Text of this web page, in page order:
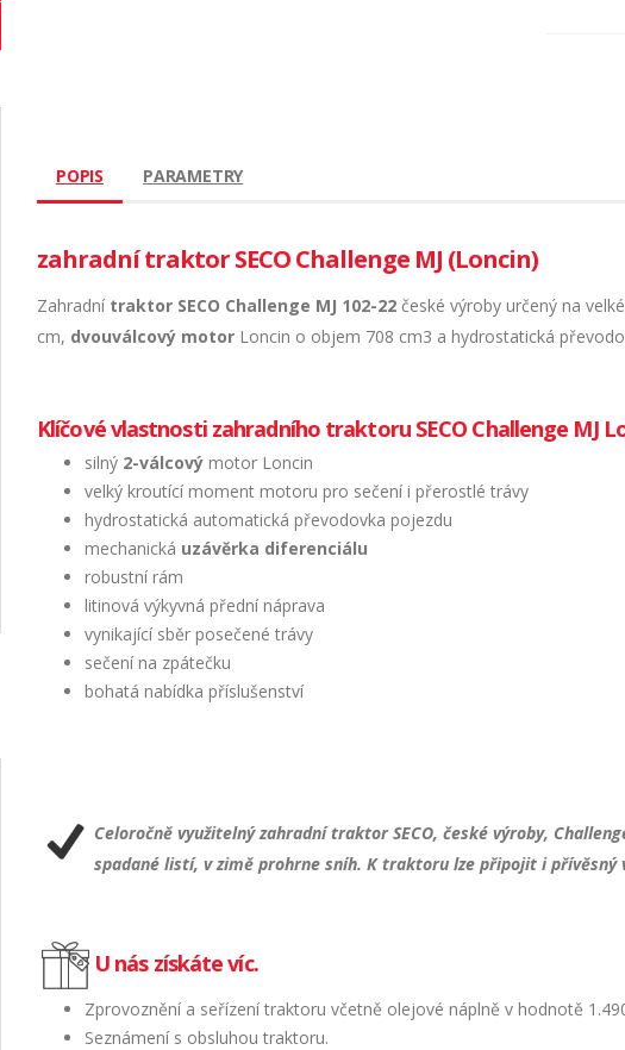
POPIS PARAMETRY
zahradní traktor SECO Challenge MJ (Loncin)
Zahradní traktor SECO Challenge MJ 102-22 české výroby určený na
cm, dvouválcový motor Loncin o objem 708 cm3 a hydrostatická
Klíčové vlastnosti zahradního traktoru SECO Challenge MJ
silný 2-válcový motor Loncin
velký kroutící moment motoru pro sečení i přerostlé trávy
hydrostatická automatická převodovka pojezdu
mechanická uzávěrka diferenciálu
robustní rám
litinová výkyvná přední náprava
vynikající sběr posečené trávy
sečení na zpátečku
bohatá nabídka příslušenství
Celoročně využitelný zahradní traktor SECO, české výroby,
spadané listí, v zimě prohrne sníh. K traktoru lze připojit i přívěsný
U nás získáte víc.
Zprovoznění a seřízení traktoru včetně olejové náplně v hodnotě
Seznámení s obsluhou traktoru.